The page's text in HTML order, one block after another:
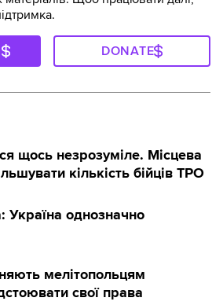
DONATE
щось незрозуміле. Місцева
кількість бійців ТРО
Україна однозначно
мелітопольцям
свої права